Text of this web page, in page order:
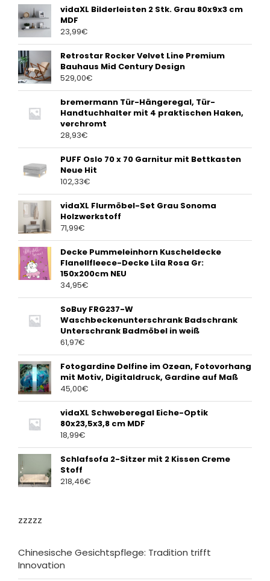
vidaXL Bilderleisten 2 Stk. Grau 80x9x3 cm
MDF
23,99€
Retrostar Rocker Velvet Line Premium
Bauhaus Mid Century Design
529,00€
bremermann Tür-Hängeregal, Tür-
Handtuchhalter mit 4 praktischen Haken,
verchromt
28,93€
PUFF Oslo 70 x 70 Garnitur mit Bettkasten
Neue Hit
102,33€
vidaXL Flurmöbel-Set Grau Sonoma
Holzwerkstoff
71,99€
Decke Pummeleinhorn Kuscheldecke
Flanellfleece-Decke Lila Rosa Gr:
150x200cm NEU
34,95€
SoBuy FRG237-W
Waschbeckenunterschrank Badschrank
Unterschrank Badmöbel in weiß
61,97€
Fotogardine Delfine im Ozean, Fotovorhang
mit Motiv, Digitaldruck, Gardine auf Maß
45,00€
vidaXL Schweberegal Eiche-Optik
80x23,5x3,8 cm MDF
18,99€
Schlafsofa 2-Sitzer mit 2 Kissen Creme
Stoff
218,46€
zzzzz
Chinesische Gesichtspflege: Tradition trifft
Innovation